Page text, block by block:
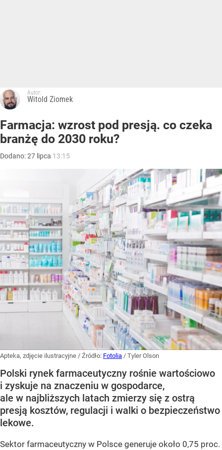
Autor:
Witold Ziomek
Farmacja: wzrost pod presją. co czeka
branżę do 2030 roku?
Dodano:27 lipca 13:15
Apteka, zdjęcie ilustracyjne / Źródło: Fotolia / Tyler Olson
Polski rynek farmaceutyczny rośnie wartościowo
i zyskuje na znaczeniu w gospodarce,
ale w najbliższych latach zmierzy się z ostrą
presją kosztów, regulacji i walki o bezpieczeństwo
lekowe.
Sektor farmaceutyczny w Polsce generuje około 0,75 proc.